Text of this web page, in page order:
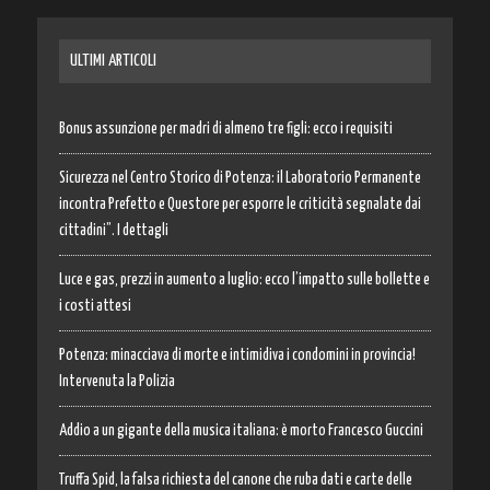
ULTIMI ARTICOLI
Bonus assunzione per madri di almeno tre figli: ecco i requisiti
Sicurezza nel Centro Storico di Potenza: il Laboratorio Permanente
incontra Prefetto e Questore per esporre le criticità segnalate dai
cittadini”. I dettagli
Luce e gas, prezzi in aumento a luglio: ecco l’impatto sulle bollette e
i costi attesi
Potenza: minacciava di morte e intimidiva i condomini in provincia!
Intervenuta la Polizia
Addio a un gigante della musica italiana: è morto Francesco Guccini
Truffa Spid, la falsa richiesta del canone che ruba dati e carte delle